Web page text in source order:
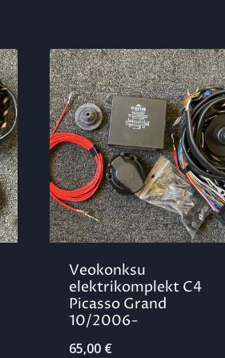
Veokonksu
elektrikomplekt C4
Picasso Grand
10/2006-
65,00 €